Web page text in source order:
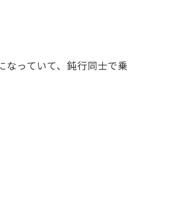
っていて、鈍行同士で乗